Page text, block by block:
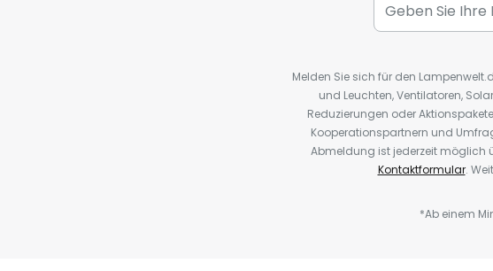
Melden Sie sich für den
und Leuchten, Ventilatoren,
Reduzierungen oder
Kooperationspartnern und
Abmeldung ist jederzeit möglich
Kontaktformular.
*Ab einem